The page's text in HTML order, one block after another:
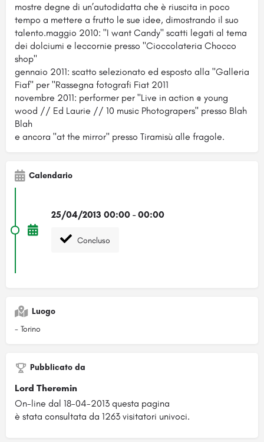
mostre degne di un’autodidatta che è riuscita in poco
tempo a mettere a frutto le sue idee, dimostrando il suo
talento.maggio 2010: "I want Candy" scatti legati al tema
dei dolciumi e leccornie presso "Cioccolateria Chocco
shop"
gennaio 2011: scatto selezionato ed esposto alla "Galleria
Fiaf" per "Rassegna fotografi Fiat 2011
novembre 2011: performer per "Live in action @ young
wood // Ed Laurie // 10 music Photograpers" presso Blah
Blah
e ancora "at the mirror" presso Tiramisù alle fragole.
Calendario
25/04/2013 00:00 - 00:00
Concluso
Luogo
- Torino
Pubblicato da
Lord Theremin
On-line dal 18-04-2013 questa pagina
è stata consultata da 1263 visitatori univoci.